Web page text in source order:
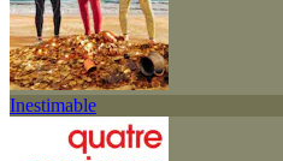
Inestimable